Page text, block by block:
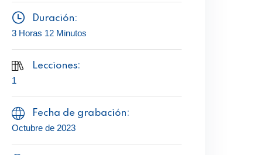
Duración:
3 Horas 12 Minutos
Lecciones:
1
Fecha de grabación:
Octubre de 2023